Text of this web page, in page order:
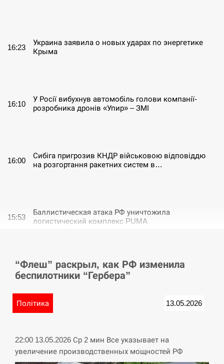
16:23
Украина заявила о новых ударах по энергетике
Крыма
16:10
У Росії вибухнув автомобіль голови компанії-
розробника дронів «Упир» – ЗМІ
16:00
Сибіга пригрозив КНДР військовою відповіддю
на розгортання ракетних систем в…
15:53
Баллистическая атака РФ уничтожила
логистический комплекс PUMA
15:40
У Німеччині удар блискавки розділив навпіл
місто в Баварії
СЕРПЕНЬ
СЕРПЕНЬ
“Флеш” раскрыл, как РФ изменила
беспилотники “Гербера”
Політика 13.05.2026
22:00 13.05.2026 Ср 2 мин Все указывает на
увеличение производственных мощностей РФ